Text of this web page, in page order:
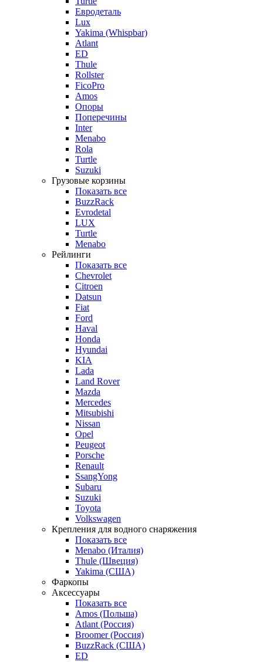
Евродеталь
Lux
Yakima (Whispbar)
Atlant
ED
Thule
Rollster
FicoPro
Amos
Опоры
Поперечины
Inter
Menabo
Rola
Turtle
Suzuki
Грузовые корзины
Показать все
BuzzRack
Evrodetal
LUX
Turtle
Menabo
Рейлинги
Показать все
Chevrolet
Citroen
Datsun
Fiat
Ford
Haval
Honda
Hyundai
KIA
Lada
Land Rover
Mazda
Mercedes
Mitsubishi
Nissan
Opel
Peugeot
Porsche
Renault
SsangYong
Subaru
Suzuki
Toyota
Volkswagen
Крепления для водного снаряжения
Показать все
Menabo (Италия)
Thule (Швеция)
Yakima (США)
Фаркопы
Аксессуары
Показать все
Amos (Польша)
Atlant (Россия)
Broomer (Россия)
BuzzRack (США)
ED